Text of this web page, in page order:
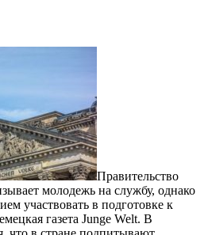
Правительство
молодежь на службу, однако
участвовать в подготовке к
газета Junge Welt. В